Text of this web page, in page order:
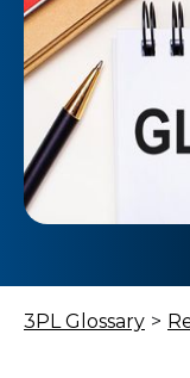
3PL Glossary >